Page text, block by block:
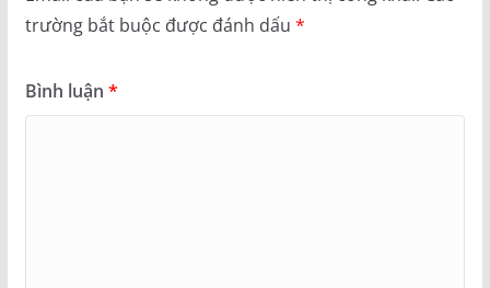
trường bắt buộc được đánh dấu *
Bình luận *